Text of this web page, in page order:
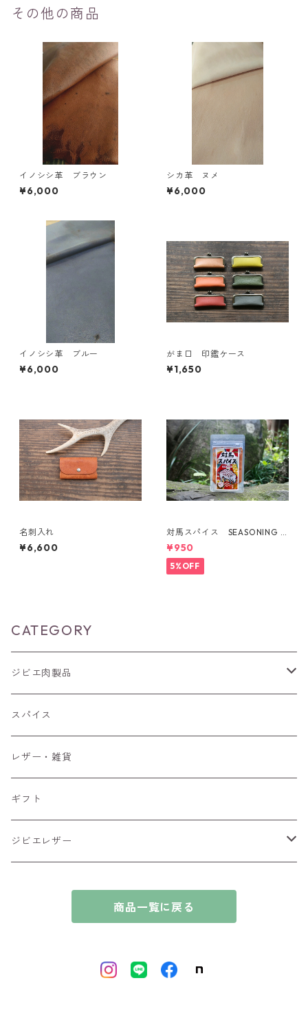
その他の商品
イノシシ革 ブラウン
¥6,000
シカ革 ヌメ
¥6,000
イノシシ革 ブルー
¥6,000
がま口 印鑑ケース
¥1,650
名刺入れ
¥6,600
対馬スパイス SEASONING F
OR BOAR
¥950
5%OFF
CATEGORY
ジビエ肉製品
猪肉
ブロック肉
鹿肉
ブロック肉
スパイス
レザー・雑貨
ギフト
ジビエレザー
商品一覧に戻る